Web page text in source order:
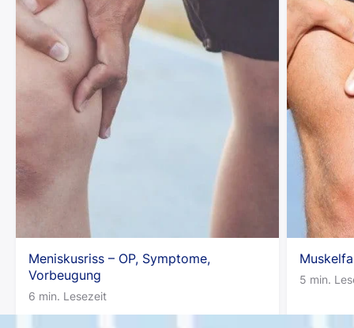
Meniskusriss – OP, Symptome,
Vorbeugung
6 min. Lesezeit
5 min.